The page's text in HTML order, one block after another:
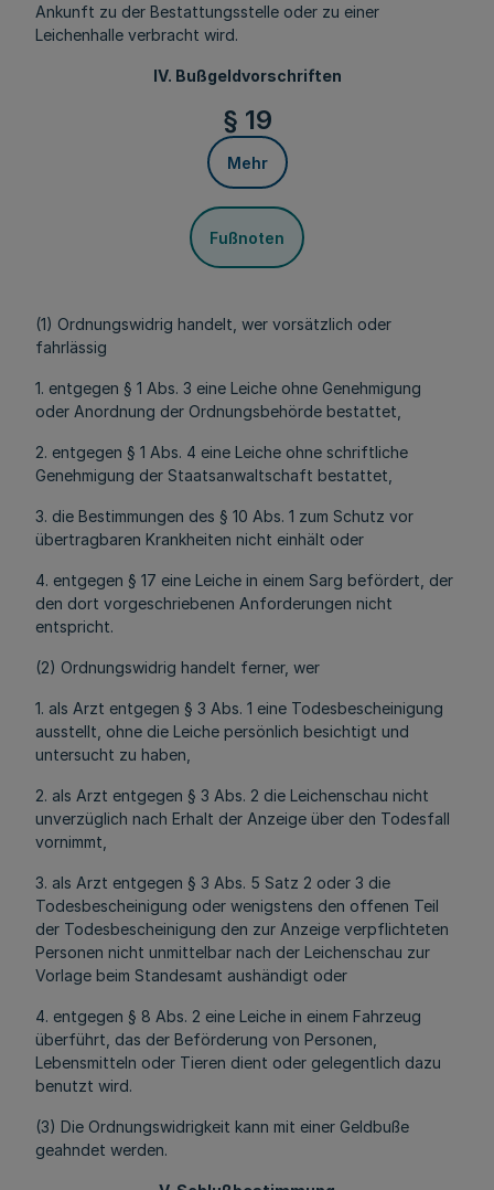
Ankunft zu der Bestattungsstelle oder zu einer
Leichenhalle verbracht wird.
IV. Bußgeldvorschriften
§ 19
Mehr
Fußnoten
(1) Ordnungswidrig handelt, wer vorsätzlich oder
fahrlässig
1. entgegen § 1 Abs. 3 eine Leiche ohne Genehmigung
oder Anordnung der Ordnungsbehörde bestattet,
2. entgegen § 1 Abs. 4 eine Leiche ohne schriftliche
Genehmigung der Staatsanwaltschaft bestattet,
3. die Bestimmungen des § 10 Abs. 1 zum Schutz vor
übertragbaren Krankheiten nicht einhält oder
4. entgegen § 17 eine Leiche in einem Sarg befördert, der
den dort vorgeschriebenen Anforderungen nicht
entspricht.
(2) Ordnungswidrig handelt ferner, wer
1. als Arzt entgegen § 3 Abs. 1 eine Todesbescheinigung
ausstellt, ohne die Leiche persönlich besichtigt und
untersucht zu haben,
2. als Arzt entgegen § 3 Abs. 2 die Leichenschau nicht
unverzüglich nach Erhalt der Anzeige über den Todesfall
vornimmt,
3. als Arzt entgegen § 3 Abs. 5 Satz 2 oder 3 die
Todesbescheinigung oder wenigstens den offenen Teil
der Todesbescheinigung den zur Anzeige verpflichteten
Personen nicht unmittelbar nach der Leichenschau zur
Vorlage beim Standesamt aushändigt oder
4. entgegen § 8 Abs. 2 eine Leiche in einem Fahrzeug
überführt, das der Beförderung von Personen,
Lebensmitteln oder Tieren dient oder gelegentlich dazu
benutzt wird.
(3) Die Ordnungswidrigkeit kann mit einer Geldbuße
geahndet werden.